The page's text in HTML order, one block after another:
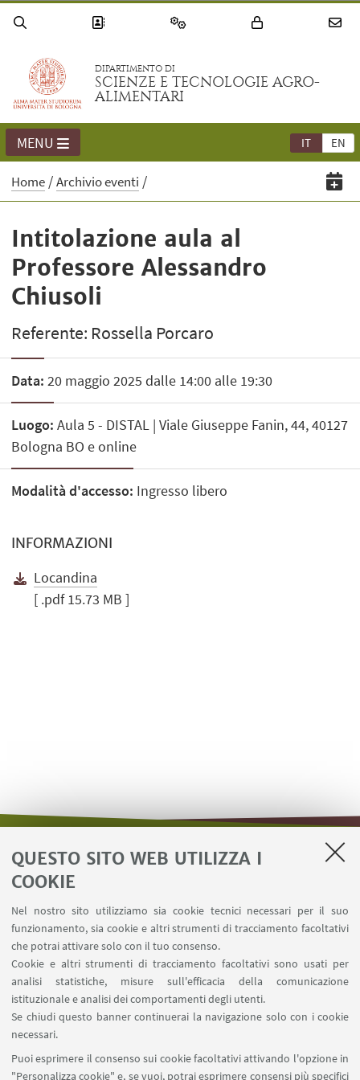
QUESTO SITO WEB UTILIZZA I
COOKIE
Nel nostro sito utilizziamo sia cookie tecnici necessari per il suo
funzionamento, sia cookie e altri strumenti di tracciamento facoltativi
che potrai attivare solo con il tuo consenso.
Cookie e altri strumenti di tracciamento facoltativi sono usati per
analisi statistiche, misure sull'efficacia della comunicazione
istituzionale e analisi dei comportamenti degli utenti.
Se chiudi questo banner continuerai la navigazione solo con i cookie
necessari.
Puoi esprimere il consenso sui cookie facoltativi attivando l'opzione in
"Personalizza cookie" e, se vuoi, potrai esprimere consensi più specifici
DIPARTIMENTO DI
SCIENZE E TECNOLOGIE AGRO-
ALIMENTARI
IT EN
MENU
Home Archivio eventi
Intitolazione aula al
Professore Alessandro
Chiusoli
Referente: Rossella Porcaro
Data: 20 maggio 2025 dalle 14:00 alle 19:30
Luogo: Aula 5 - DISTAL | Viale Giuseppe Fanin, 44, 40127
Bologna BO e online
Modalità d'accesso: Ingresso libero
INFORMAZIONI
Locandina
[ .pdf 15.73 MB ]
LINK UTILI
Contatti
Carta dei servizi
SEGUI IL DIPARTIMENTO SU:
SEGUI UNIBO SU: